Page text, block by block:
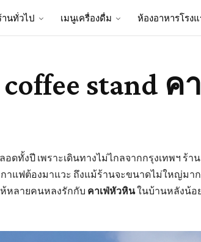
านทั่วไป เมนูเครื่องดื่ม ห้องอาหารโรง
stand
ทั้งปี เพราะเดินทางไม่ไกลจากกรุงเทพฯ ร้า
าแฟต้องมาแวะ ถึงแม้ร้านจะขนาดไม่ใหญ่ม
ห้หลายคนหลงรักกับ คาเฟ่หัวหินในบ้านหลังน้อ